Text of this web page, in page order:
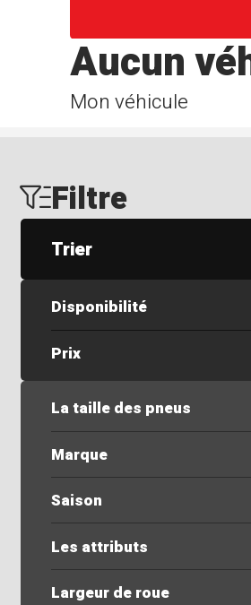
Mon véhicule
Aucun
Filtre
Trier
Disponibilité
Prix
La taille des pneus
Marque
Saison
Les attributs
Largeur de roue